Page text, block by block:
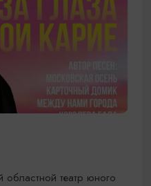
областной театр юного